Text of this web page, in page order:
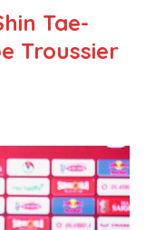
Tae-
Troussier